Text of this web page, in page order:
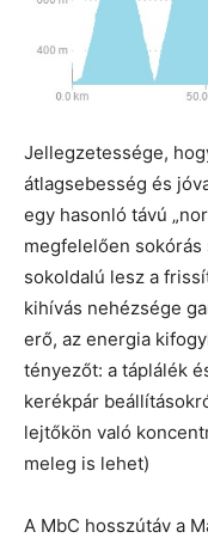
Jellegzetessége,
átlagsebesség és
egy hasonló távú
megfelelően
sokoldalú lesz a
kihívás nehézsége
erő, az energia
tényezőt: a táplálék
kerékpár
lejtőkön való
meleg is lehet)
A MbC hosszútáv a